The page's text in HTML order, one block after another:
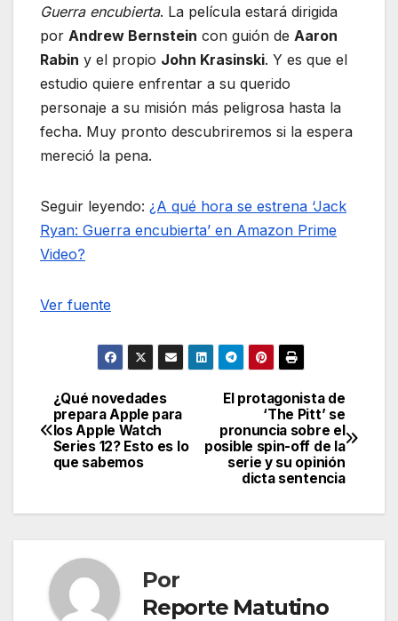
Guerra encubierta. La película estará dirigida
por Andrew Bernstein con guión de Aaron
Rabin y el propio John Krasinski. Y es que el
estudio quiere enfrentar a su querido
personaje a su misión más peligrosa hasta la
fecha. Muy pronto descubriremos si la espera
mereció la pena.
Seguir leyendo: ¿A qué hora se estrena ‘Jack
Ryan: Guerra encubierta’ en Amazon Prime
Video?
Ver fuente
Navegación
de
entradas
El protagonista de
‘The Pitt’ se
pronuncia sobre el
posible spin-off de la
serie y su opinión
dicta sentencia
¿Qué novedades
prepara Apple para
los Apple Watch
Series 12? Esto es lo
que sabemos
Por
Reporte Matutino